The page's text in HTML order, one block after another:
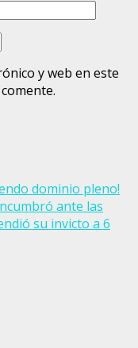
y web en este
dominio pleno!
ante las
su invicto a 6